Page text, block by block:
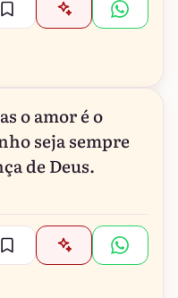
o amor é o
seja sempre
de Deus.